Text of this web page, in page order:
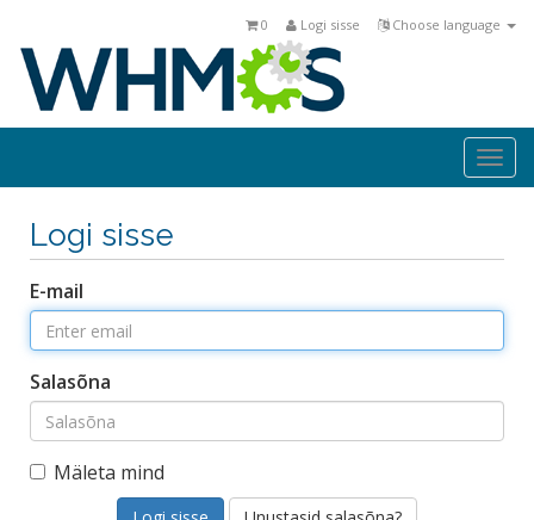
Choose language
Logi sisse
0
Logi sisse
E-mail
Salasõna
Mäleta mind